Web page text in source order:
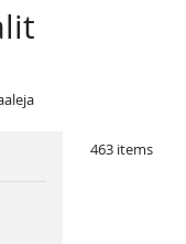
463 items